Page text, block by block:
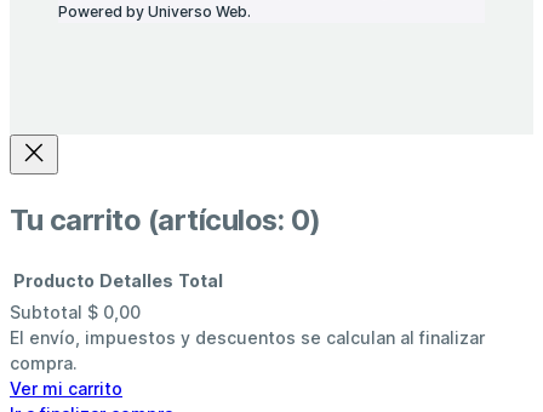
Powered by Universo Web.
Tu carrito (artículos: 0)
Productos
del
Producto Detalles Total
Subtotal $ 0,00
El envío, impuestos y descuentos se calculan al finalizar
compra.
Ver mi carrito